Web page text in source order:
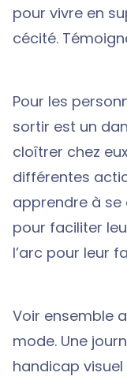
pour vivre en
cécité.
Pour les
sortir est un
cloîtrer chez
différentes
apprendre à se
pour faciliter
l’arc pour leur
Voir ensemble
mode. Une
handicap